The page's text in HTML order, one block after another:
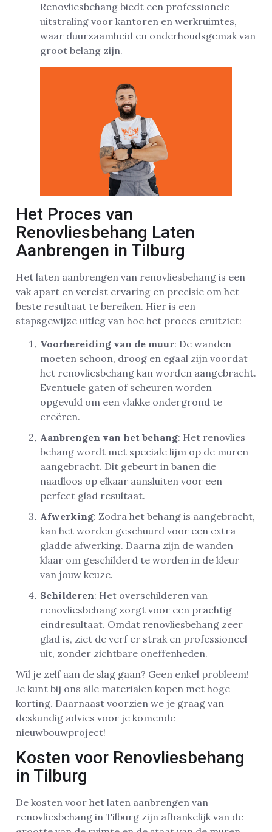
Renovliesbehang biedt een professionele
uitstraling voor kantoren en werkruimtes,
waar duurzaamheid en onderhoudsgemak van
groot belang zijn.
Het Proces van
Renovliesbehang Laten
Aanbrengen in Tilburg
Het laten aanbrengen van renovliesbehang is een
vak apart en vereist ervaring en precisie om het
beste resultaat te bereiken. Hier is een
stapsgewijze uitleg van hoe het proces eruitziet:
Voorbereiding van de muur: De wanden
moeten schoon, droog en egaal zijn voordat
het renovliesbehang kan worden aangebracht.
Eventuele gaten of scheuren worden
opgevuld om een vlakke ondergrond te
creëren.
Aanbrengen van het behang: Het renovlies
behang wordt met speciale lijm op de muren
aangebracht. Dit gebeurt in banen die
naadloos op elkaar aansluiten voor een
perfect glad resultaat.
Afwerking: Zodra het behang is aangebracht,
kan het worden geschuurd voor een extra
gladde afwerking. Daarna zijn de wanden
klaar om geschilderd te worden in de kleur
van jouw keuze.
Schilderen: Het overschilderen van
renovliesbehang zorgt voor een prachtig
eindresultaat. Omdat renovliesbehang zeer
glad is, ziet de verf er strak en professioneel
uit, zonder zichtbare oneffenheden.
Wil je zelf aan de slag gaan? Geen enkel probleem!
Je kunt bij ons alle materialen kopen met hoge
korting. Daarnaast voorzien we je graag van
deskundig advies voor je komende
nieuwbouwproject!
Kosten voor Renovliesbehang
in Tilburg
De kosten voor het laten aanbrengen van
renovliesbehang in Tilburg zijn afhankelijk van de